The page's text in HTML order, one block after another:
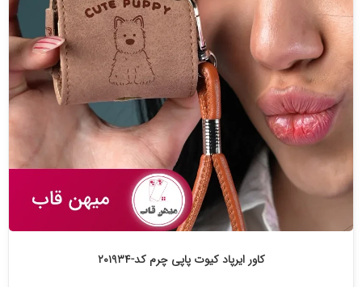
کاور ایرپاد کیوت پاپی چرم کد-۲۰۱۹۳۴